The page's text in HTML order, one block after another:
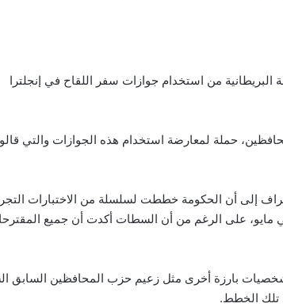
من استخدام جوازات سفر اللقاح في إنجلترا
نائبا من بينهم 40 من حزب المحافظين، حملة لمعارضة استخدام هذه الجوازات والتي
إلى أن الحكومة خططت لسلسلة من الاختبارات
مايو، على الرغم من أن السطات أكدت أن جميع
بارزة أخرى مثل زعيم حزب المحافظين السابق
تلك الخطط.